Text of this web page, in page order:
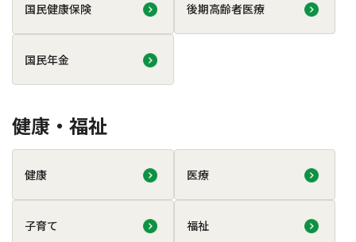
国民健康保険 後期高齢者医療
国民年金
健康・福祉
健康 医療
子育て 福祉